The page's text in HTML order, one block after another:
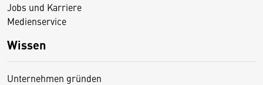
Jobs und Karriere
Medienservice
Wissen
Unternehmen gründen